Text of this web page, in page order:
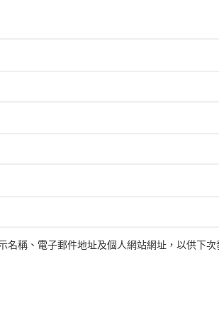
名稱、電子郵件地址及個人網站網址，以供下次